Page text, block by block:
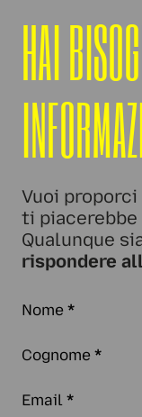
HAI
Vuoi
ti
Qualunque
rispondere
Nome *
Cognome *
Email *